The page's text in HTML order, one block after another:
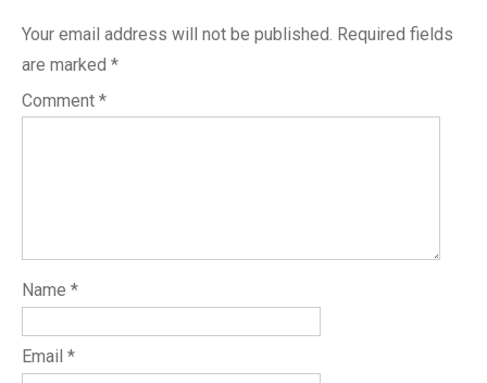
Your email address will not be published. Required fields
are marked *
Comment *
Name *
Email *